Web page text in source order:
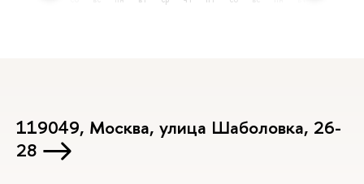
119049, Москва, улица Шаболовка, 26-
28